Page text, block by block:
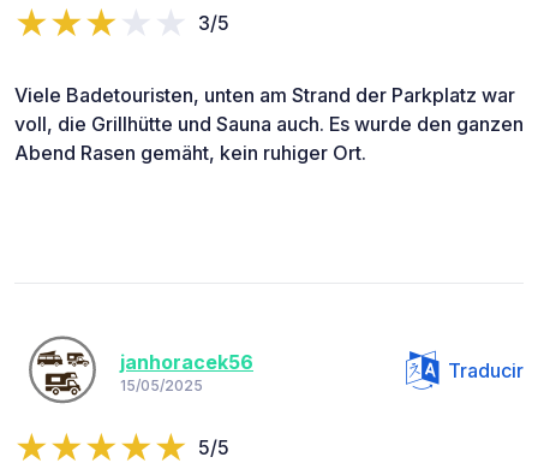
3/5
Viele Badetouristen, unten am Strand der Parkplatz war
voll, die Grillhütte und Sauna auch. Es wurde den ganzen
Abend Rasen gemäht, kein ruhiger Ort.
janhoracek56
15/05/2025
Traducir
5/5